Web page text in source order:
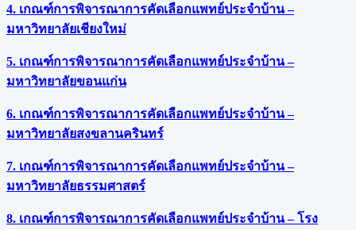
4. เกณฑ์การพิจารณาการคัดเลือกแพทย์ประจำบ้าน –
มหาวิทยาลัยเชียงใหม่
5. เกณฑ์การพิจารณาการคัดเลือกแพทย์ประจำบ้าน –
มหาวิทยาลัยขอนแก่น
6. เกณฑ์การพิจารณาการคัดเลือกแพทย์ประจำบ้าน –
มหาวิทยาลัยสงขลานครินทร์
7. เกณฑ์การพิจารณาการคัดเลือกแพทย์ประจำบ้าน –
มหาวิทยาลัยธรรมศาสตร์
8. เกณฑ์การพิจารณาการคัดเลือกแพทย์ประจำบ้าน – โรง